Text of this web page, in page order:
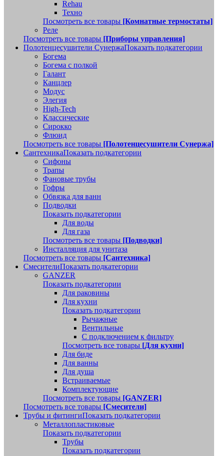
Rehau
Техно
Посмотреть все товары [Комнатные термостаты]
Реле
Посмотреть все товары [Приборы управления]
Полотенцесушители СунержаПоказать подкатегории
Богема
Богема с полкой
Галант
Канцлер
Модус
Элегия
High-Tech
Классические
Сирокко
Флюид
Посмотреть все товары [Полотенцесушители Сунержа]
СантехникаПоказать подкатегории
Сифоны
Трапы
Фановые трубы
Гофры
Обвязка для ванн
Подводки
Показать подкатегории
Для воды
Для газа
Посмотреть все товары [Подводки]
Инсталляция для унитаза
Посмотреть все товары [Сантехника]
СмесителиПоказать подкатегории
GANZER
Показать подкатегории
Для раковины
Для кухни
Показать подкатегории
Рычажные
Вентильные
С подключением к фильтру
Посмотреть все товары [Для кухни]
Для биде
Для ванны
Для душа
Встраиваемые
Комплектующие
Посмотреть все товары [GANZER]
Посмотреть все товары [Смесители]
Трубы и фитингиПоказать подкатегории
Металлопластиковые
Показать подкатегории
Трубы
Показать подкатегории